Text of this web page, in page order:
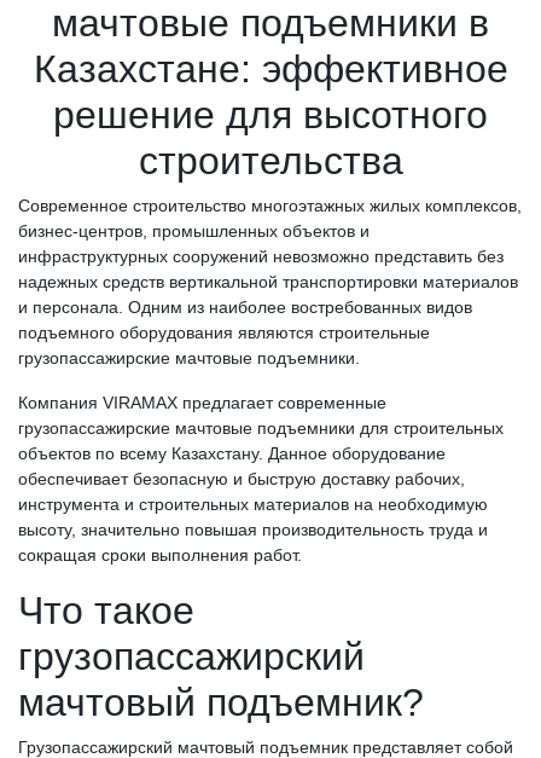
мачтовые подъемники в
Казахстане: эффективное
решение для высотного
строительства
Современное строительство многоэтажных жилых комплексов,
бизнес-центров, промышленных объектов и
инфраструктурных сооружений невозможно представить без
надежных средств вертикальной транспортировки материалов
и персонала. Одним из наиболее востребованных видов
подъемного оборудования являются строительные
грузопассажирские мачтовые подъемники.
Компания VIRAMAX предлагает современные
грузопассажирские мачтовые подъемники для строительных
объектов по всему Казахстану. Данное оборудование
обеспечивает безопасную и быструю доставку рабочих,
инструмента и строительных материалов на необходимую
высоту, значительно повышая производительность труда и
сокращая сроки выполнения работ.
Что такое
грузопассажирский
мачтовый подъемник?
Грузопассажирский мачтовый подъемник представляет собой